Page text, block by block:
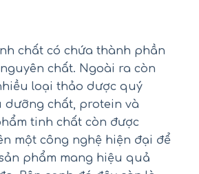
chất có chứa thành phần
chất. Ngoài ra còn
loại thảo dược quý
dưỡng chất, protein và
tinh chất còn được
một công nghệ hiện đại để
phẩm mang hiệu quả